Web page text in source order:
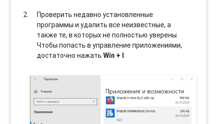
Проверить недавно установленные
программы и удалить все неизвестные, а
также те, в которых не полностью уверены.
Чтобы попасть в управление приложениями,
достаточно нажатьWin + I.